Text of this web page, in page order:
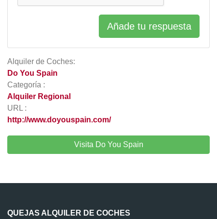
Alquiler de Coches:
Do You Spain
Categoría :
Alquiler Regional
URL :
http://www.doyouspain.com/
Visita Do You Spain
Añade tu respuesta
QUEJAS ALQUILER DE COCHES